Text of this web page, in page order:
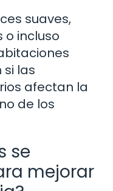
suaves,
incluso
si las
afectan la
de los
se
mejorar